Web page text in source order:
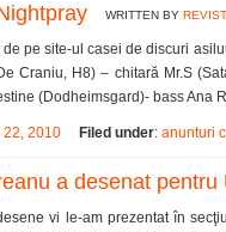
WRITTEN BY
pe site-ul casei de discuri
Craniu, H8) – chitară Mr.S
(Dodheimsgard)- bass Ana
22, 2010 Filed under: anunturi
a desenat pentru
vi le-am prezentat în